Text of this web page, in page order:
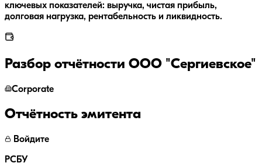
ключевых показателей: выручка, чистая прибыль,
долговая нагрузка, рентабельность и ликвидность.
Разбор отчётности ООО "Сергиевское"
Corporate
Отчётность эмитента
Войдите
РСБУ